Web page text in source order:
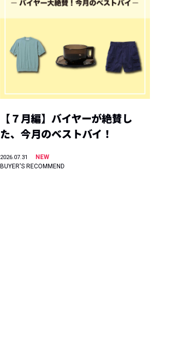
【７月編】バイヤーが絶賛し
た、今月のベストバイ！
2026.07.31
NEW
BUYER'S RECOMMEND